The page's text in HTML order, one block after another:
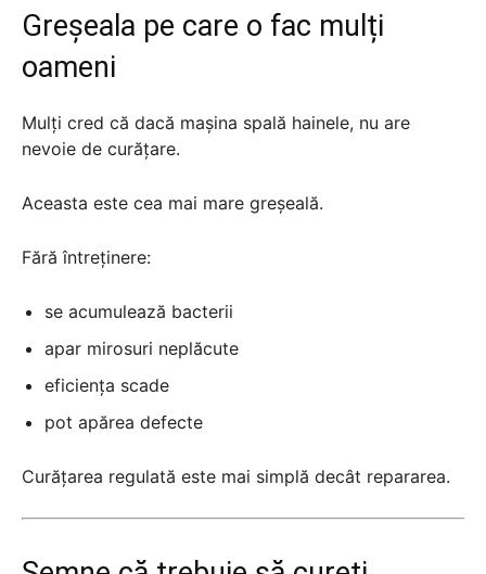
Greșeala pe care o fac mulți
oameni
Mulți cred că dacă mașina spală hainele, nu are
nevoie de curățare.
Aceasta este cea mai mare greșeală.
Fără întreținere:
se acumulează bacterii
apar mirosuri neplăcute
eficiența scade
pot apărea defecte
Curățarea regulată este mai simplă decât repararea.